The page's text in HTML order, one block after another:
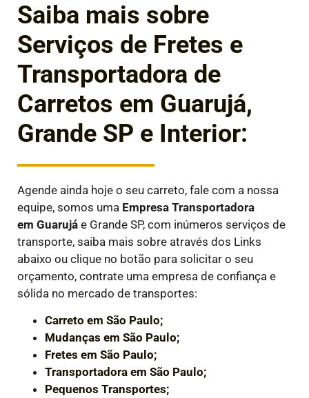
Saiba mais sobre
Serviços de Fretes e
Transportadora de
Carretos em Guarujá,
Grande SP e Interior:
Agende ainda hoje o seu carreto, fale com a nossa
equipe, somos uma Empresa Transportadora
em Guarujá e Grande SP, com inúmeros serviços de
transporte, saiba mais sobre através dos Links
abaixo ou clique no botão para solicitar o seu
orçamento, contrate uma empresa de confiança e
sólida no mercado de transportes:
Carreto em São Paulo;
Mudanças em São Paulo;
Fretes em São Paulo;
Transportadora em São Paulo;
Pequenos Transportes;